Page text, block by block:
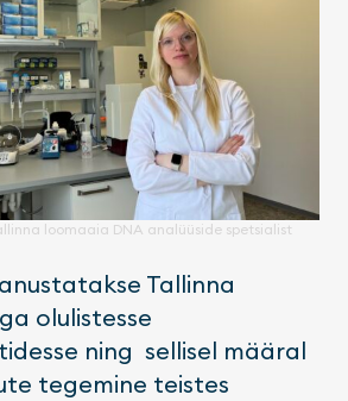
loomaaia DNA analüüside spetsialist
Tallinna
olulistesse
ning sellisel määral
tegemine teistes